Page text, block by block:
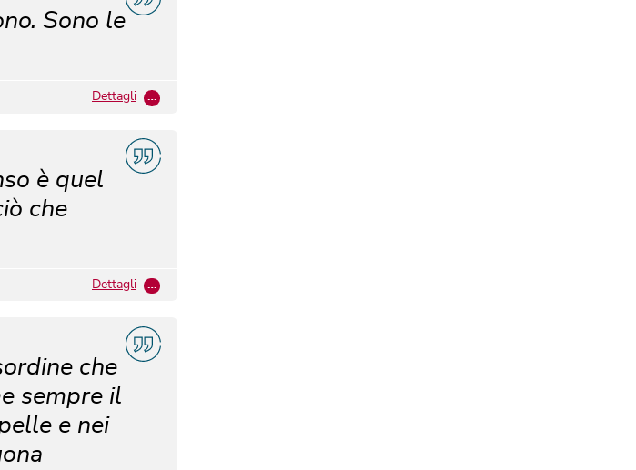
Sono le
Dettagli …
è quel
che
Dettagli …
che
sempre il
e nei